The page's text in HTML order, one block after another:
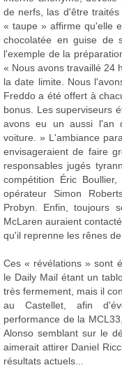
de nerfs, las d'être
« taupe » affirme qu'elle
chocolatée en guise de
l'exemple de la
« Nous avons travaillé 24
la date limite. Nous
Freddo a été offert à
bonus. Les superviseurs
avons eu un aussi l'an
voiture. » L'ambiance
envisageraient de faire
responsables jugés
compétition Éric
opérateur Simon
Probyn. Enfin, toujours
McLaren auraient
qu'il reprenne les rênes de
Ces « révélations » sont
le Daily Mail étant un
très fermement, mais il
au Castellet, afin
performance de la
Alonso semblant sur le
aimerait attirer Daniel
résultats actuels...